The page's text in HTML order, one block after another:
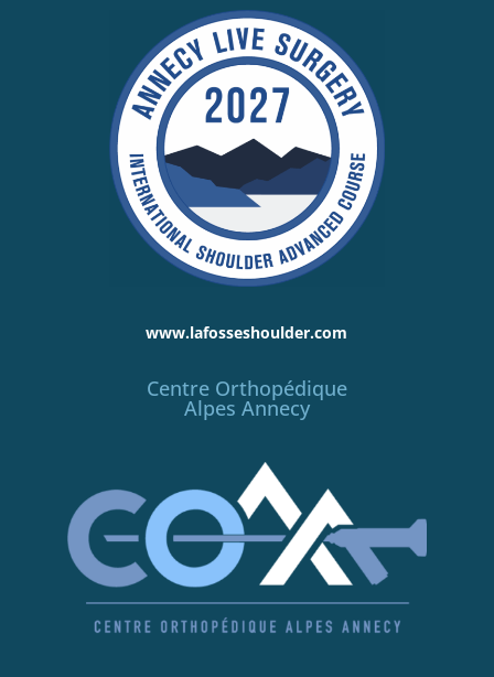
www.lafosseshoulder.com
Centre Orthopédique
Alpes Annecy